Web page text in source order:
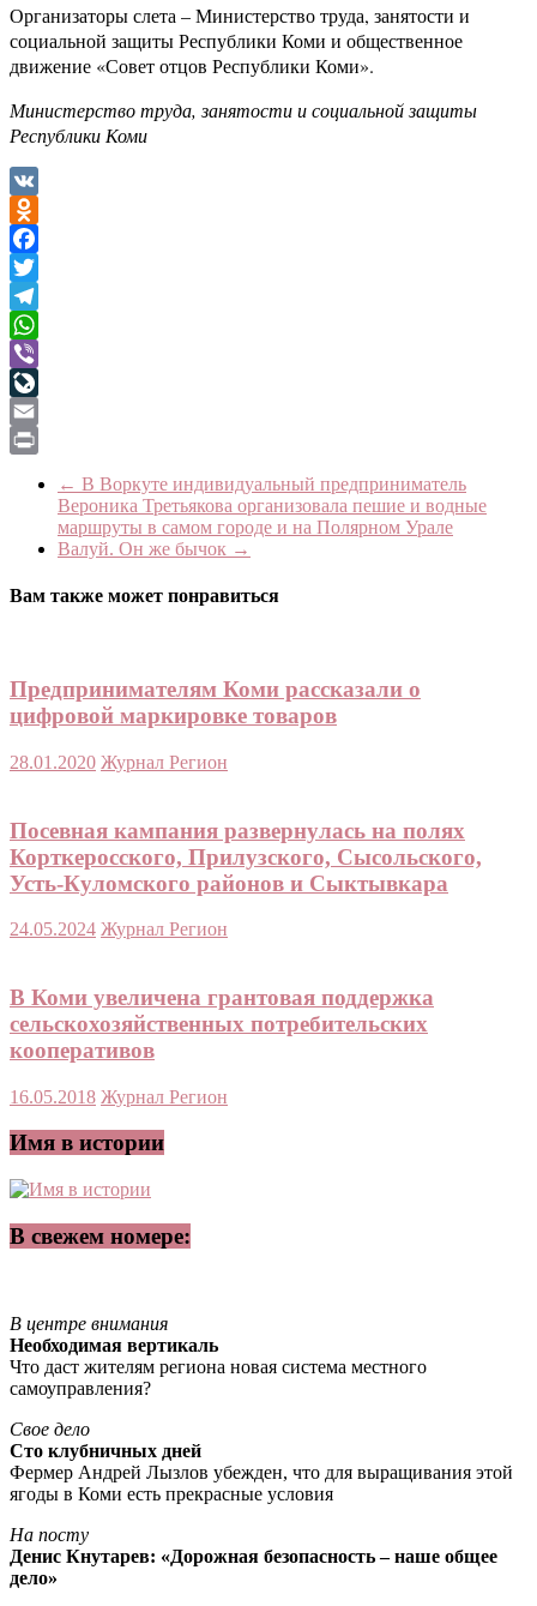
Организаторы слета – Министерство труда, занятости и
социальной защиты Республики Коми и общественное
движение «Совет отцов Республики Коми».
Министерство труда, занятости и социальной защиты
Республики Коми
VK
Odnoklassniki
Facebook
Twitter
Telegram
WhatsApp
Viber
LiveJournal
Email
← В Воркуте индивидуальный предприниматель
Вероника Третьякова организовала пешие и водные
маршруты в самом городе и на Полярном Урале
Валуй. Он же бычок →
Вам также может понравиться
Предпринимателям Коми рассказали о
цифровой маркировке товаров
28.01.2020 Журнал Регион
Посевная кампания развернулась на полях
Корткеросского, Прилузского, Сысольского,
Усть-Куломского районов и Сыктывкара
24.05.2024 Журнал Регион
В Коми увеличена грантовая поддержка
сельскохозяйственных потребительских
кооперативов
16.05.2018 Журнал Регион
Имя в истории
В свежем номере:
В центре внимания
Необходимая вертикаль
Что даст жителям региона новая система местного
самоуправления?
Свое дело
Сто клубничных дней
Фермер Андрей Лызлов убежден, что для выращивания этой
ягоды в Коми есть прекрасные условия
На посту
Денис Кнутарев: «Дорожная безопасность – наше общее
дело»